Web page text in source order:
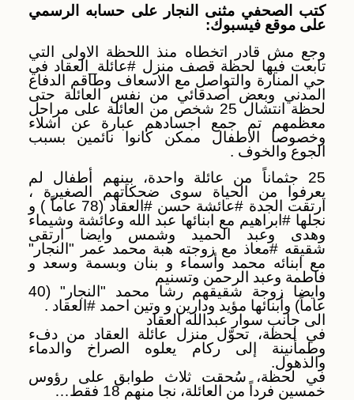
كتب الصحفي مثنى النجار على حسابه الرسمي
على موقع فيسبوك:
وجع مش قادر اتخطاه منذ اللحظة الاولى التي
تابعت فيها لحظة قصف منزل #عائلة_العقاد في
حي المنارة والتواصل مع الاسعاف وطاقم الدفاع
المدني وبعض أصدقائي من نفس العائلة حتى
لحظة انتشال 25 شخص من العائلة على مراحل
معظمهم تم جمع اجسادهم عبارة عن اشلاء
وخصوصا الاطفال ممكن كانوا نائمين بسبب
الجوع والخوف .
25 جثماناً من عائلة واحدة، بينهم أطفال لم
يعرفوا من الحياة سوى ضحكاتهم الصغيرة ،
ارتقت الجدة #عائشة حسن#العقاد
(78 عاماً ) و
نجلها #ابراهيم مع ابنائها عبد الله وعائشة وشيماء
وهدى وعبد الحميد وشمس وايضا ارتقى
شقيقه #معاذ مع زوجته هبة محمد عمر "النجار"
مع ابنائه محمد وأسماء و بنان وبسمة وسعد و
فاطمة وعبد الرحمن وتسنيم
وايضا زوجة شقيقهم رشا محمد "النجار" (40
عاماً) وأبنائها مؤيد ودارين و وتين احمد #العقاد .
الى جانب سوار عبدالله العقاد
في لحظة، تحوّل منزل عائلة العقاد من دفء
وطمأنينة إلى ركام يعلوه الصراخ والدماء
والذهول.
في لحظة، سُحقت ثلاث طوابق على رؤوس
خمسين فرداً من العائلة، نجا منهم 18 فقط…